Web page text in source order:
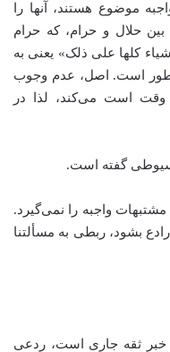
موضوع هستند، آنها را
حلال و حرام، که حرام
کلها علی ذلک» یعنی به
است. اصل، عدم وجوب
است می‌کند، لذا در
گفته است.
واجبه را نمی‌گیرد.
بشود، ربطی به مسألتنا
خبر ثقه جاری است، ردعی